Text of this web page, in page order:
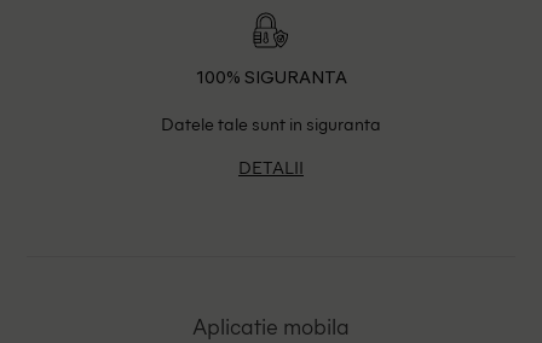
100% SIGURANTA
Datele tale sunt in siguranta
DETALII
Aplicatie mobila